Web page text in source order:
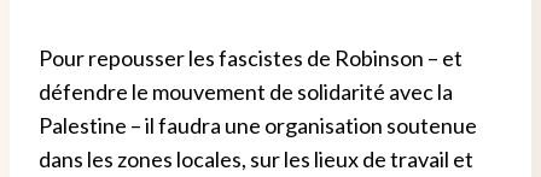
Pour repousser les fascistes de Robinson – et
défendre le mouvement de solidarité avec la
Palestine – il faudra une organisation soutenue
dans les zones locales, sur les lieux de travail et